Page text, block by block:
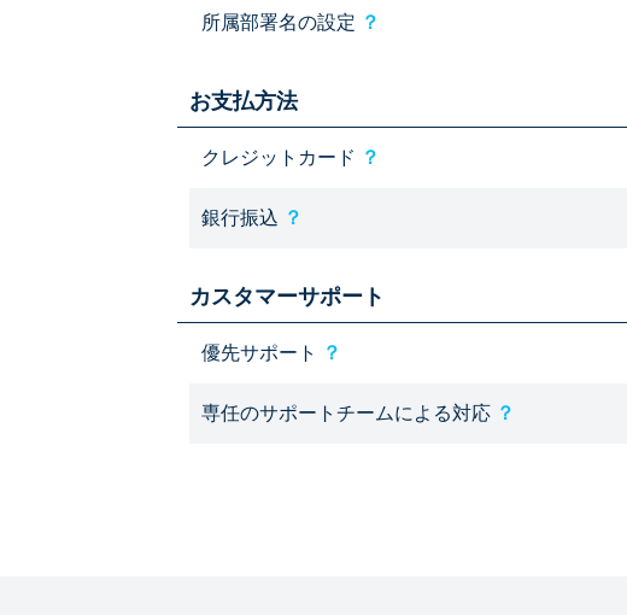
所属部署名の設定 ？
お支払方法
クレジットカード ？
銀行振込 ？
カスタマーサポート
優先サポート ？
専任のサポートチームによる対応 ？